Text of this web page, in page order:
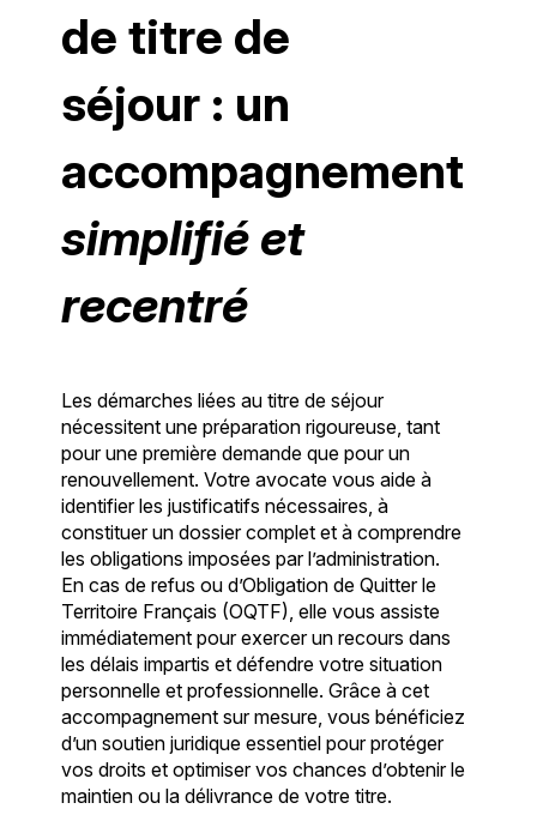
de titre de
séjour : un
accompagnement
simplifié et
recentré
Les démarches liées au titre de séjour
nécessitent une préparation rigoureuse, tant
pour une première demande que pour un
renouvellement. Votre avocate vous aide à
identifier les justificatifs nécessaires, à
constituer un dossier complet et à comprendre
les obligations imposées par l’administration.
En cas de refus ou d’Obligation de Quitter le
Territoire Français (OQTF), elle vous assiste
immédiatement pour exercer un recours dans
les délais impartis et défendre votre situation
personnelle et professionnelle. Grâce à cet
accompagnement sur mesure, vous bénéficiez
d’un soutien juridique essentiel pour protéger
vos droits et optimiser vos chances d’obtenir le
maintien ou la délivrance de votre titre.